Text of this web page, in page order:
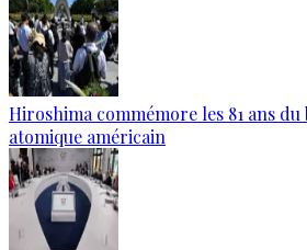
Hiroshima commémore les 81 ans
atomique américain